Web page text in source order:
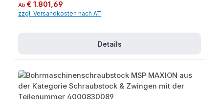
Regulärer Preis:
Ab€ 1.801,69
zzgl. Versandkosten nach AT
Details